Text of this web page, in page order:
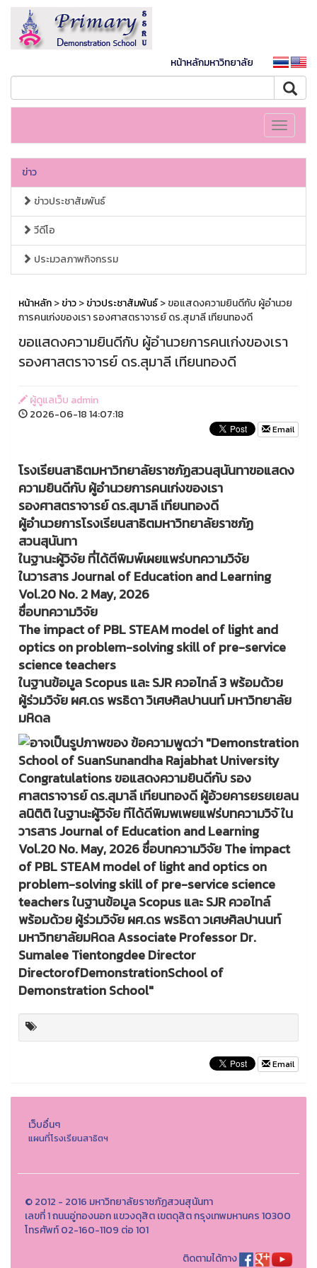
หน้าหลักมหาวิทยาลัย
Toggle
ข่าว
ข่าวประชาสัมพันธ์
วีดีโอ
ประมวลภาพกิจกรรม
หน้าหลัก>ข่าว>ข่าวประชาสัมพันธ์> ขอแสดงความยินดีกับ ผู้อำนวย
การคนเก่งของเรา รองศาสตราจารย์ ดร.สุมาลี เทียนทองดี
ขอแสดงความยินดีกับ ผู้อำนวยการคนเก่งของเรา
รองศาสตราจารย์ ดร.สุมาลี เทียนทองดี
ผู้ดูแลเว็บ admin
2026-06-18 14:07:18
Email
โรงเรียนสาธิตมหาวิทยาลัยราชภัฏสวนสุนันทาขอแสดง
ความยินดีกับ ผู้อำนวยการคนเก่งของเรา
รองศาสตราจารย์ ดร.สุมาลี เทียนทองดี
ผู้อำนวยการโรงเรียนสาธิตมหาวิทยาลัยราชภัฏ
สวนสุนันทา
ในฐานะผู้วิจัย ที่ได้ตีพิมพ์เผยแพร่บทความวิจัย
ในวารสาร Journal of Education and Learning
Vol.20 No. 2 May, 2026
ชื่อบทความวิจัย
The impact of PBL STEAM model of light and
optics on problem-solving skill of pre-service
science teachers
ในฐานข้อมูล Scopus และ SJR ควอไทล์ 3 พร้อมด้วย
ผู้ร่วมวิจัย ผศ.ดร พรธิดา วิเศษศิลปานนท์ มหาวิทยาลัย
มหิดล
Email
เว็บอื่นๆ
แผนที่โรงเรียนสาธิตฯ
© 2012 - 2016 มหาวิทยาลัยราชภัฏสวนสุนันทา
เลขที่ 1 ถนนอู่ทองนอก แขวงดุสิต เขตดุสิต กรุงเทพมหานคร 10300
โทรศัพท์ 02-160-1109 ต่อ 101
ติดตามได้ทาง